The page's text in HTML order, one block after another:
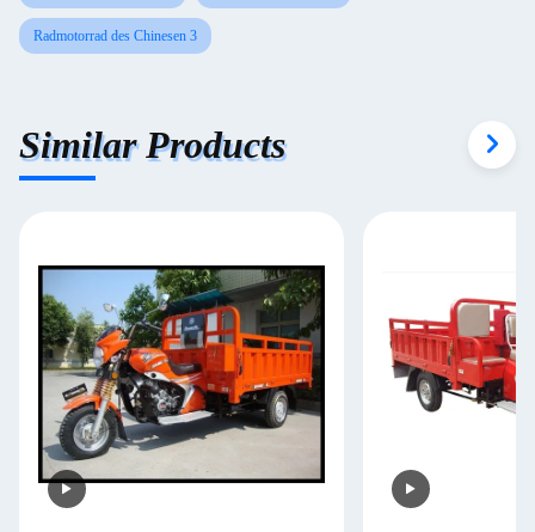
Radmotorrad des Chinesen 3
Similar Products